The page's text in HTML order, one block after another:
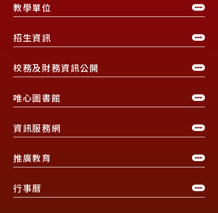
教學單位
招生資訊
校務及財務資訊公開
唯心圖書館
資訊服務網
推廣教育
行事曆